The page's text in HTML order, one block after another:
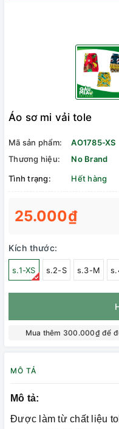
Áo sơ mi vải tole
Mã sản phẩm:
AO1785-XS
Thương hiệu:
No Brand
Tình trạng:
Hết hàng
25.000₫
Kích thước:
s.1-XS s.2-S s.3-M
Mua thêm 300.000₫ để
MÔ TẢ
Mô tả:
Được làm từ chất liệu